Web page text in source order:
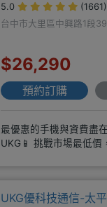
5.0
(1661)
台中市大里區中興路1段
$26,290
預約訂購
最優惠的手機與資費盡
UKG📱 挑戰市場最低價
UKG優科技通信-太